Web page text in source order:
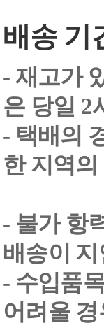
배송 기
- 재고가
은 당일 2
- 택배의
한 지역
- 불가 항
배송이
- 수입품
어려울